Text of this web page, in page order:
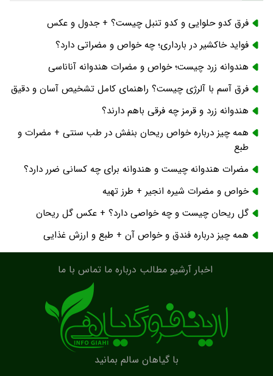
فرق کدو حلوایی و کدو تنبل چیست؟ + جدول و عکس
فواید خاکشیر در بارداری؛ چه خواص و مضراتی دارد؟
هندوانه زرد چیست؛ خواص و مضرات هندوانه آناناسی
فرق آسم با آلرژی چیست؟ راهنمای کامل تشخیص آسان و دقیق
هندوانه زرد و قرمز چه فرقی باهم دارند؟
همه چیز درباره خواص ریحان بنفش در طب سنتی + مضرات و
طبع
مضرات هندوانه چیست و هندوانه برای چه کسانی ضرر دارد؟
خواص و مضرات شیره انجیر + طرز تهیه
گل ریحان چیست و چه خواصی دارد؟ + عکس گل ریحان
همه چیز درباره فندق و خواص آن + طبع و ارزش غذایی
اخبار آرشیو مطالب درباره ما تماس با ما
با گیاهان سالم بمانید